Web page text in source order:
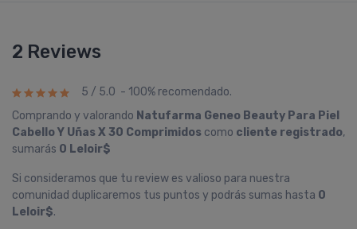
2 Reviews
5 / 5.0 - 100% recomendado.
Comprando y valorando Natufarma Geneo Beauty Para Piel
Cabello Y Uñas X 30 Comprimidos como cliente registrado,
sumarás 0 Leloir$
Si consideramos que tu review es valioso para nuestra
comunidad duplicaremos tus puntos y podrás sumas hasta 0
Leloir$.